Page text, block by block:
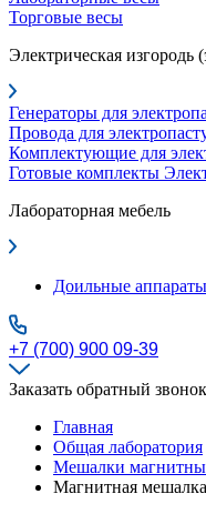
Торговые весы
Электрическая изгородь
Генераторы для
Провода для
Комплектующие для
Готовые комплекты
Лабораторная мебель
Доильные аппараты
+7 (700) 900 09-39
Заказать обратный звонок
Главная
Общая лаборатория
Мешалки
Магнитная